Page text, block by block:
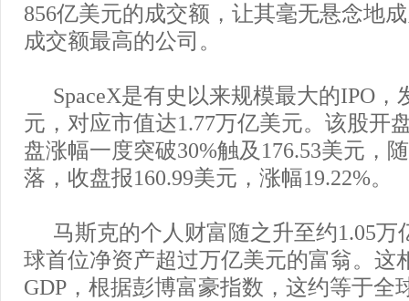
856亿美元的成交额，让其毫无悬念地
成交额最高的公司。
SpaceX是有史以来规模最大的IPO，
元，对应市值达1.77万亿美元。该股开
盘涨幅一度突破30%触及176.53美元，
落，收盘报160.99美元，涨幅19.22%。
马斯克的个人财富随之升至约1.05万
球首位净资产超过万亿美元的富翁。这
GDP，根据彭博富豪指数，这约等于全